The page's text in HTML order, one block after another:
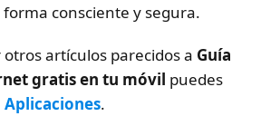
consciente y segura.
artículos parecidos a Guía
gratis en tu móvil puedes
Aplicaciones.